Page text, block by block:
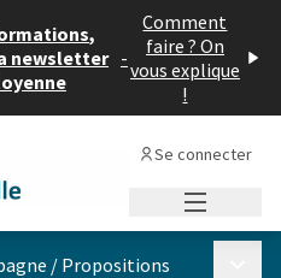
newsletter -
Comment
faire ? On
vous explique
!
Se connecter
/ Propositions